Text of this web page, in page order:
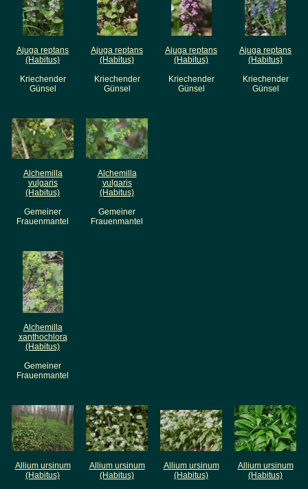
Ajuga reptans
(Habitus)
Kriechender
Günsel
Ajuga reptans
(Habitus)
Kriechender
Günsel
Ajuga reptans
(Habitus)
Kriechender
Günsel
Ajuga reptans
(Habitus)
Kriechender
Günsel
Alchemilla
vulgaris
(Habitus)
Gemeiner
Frauenmantel
Alchemilla
vulgaris
(Habitus)
Gemeiner
Frauenmantel
Alchemilla
xanthochlora
(Habitus)
Gemeiner
Frauenmantel
Allium ursinum
(Habitus)
Allium ursinum
(Habitus)
Allium ursinum
(Habitus)
Allium ursinum
(Habitus)